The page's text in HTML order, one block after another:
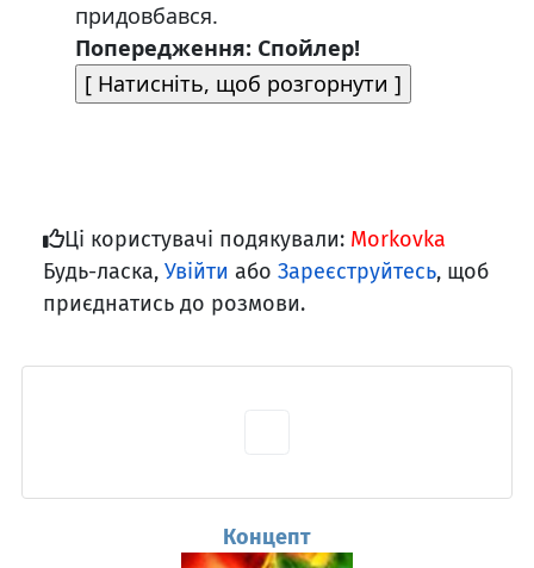
придовбався.
Попередження: Спойлер!
Ці користувачі подякували: Morkovka
Будь-ласка, Увійти або Зареєструйтесь, щоб
приєднатись до розмови.
Концепт